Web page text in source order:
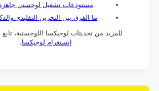
مستودعات تشغيل لوجستي
ما الفرق بين التخزين التقليدي
للمزيد من تحديثات لوجيكسا اللوجستية،
إنستغرام لوجيكسا.